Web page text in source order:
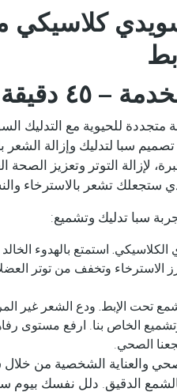
كلاسيكي
– ٦٨٠ درهما)
متجددة للحيوية مع التدليك
لإزالة التوتر وتعزيز
ستجعلك تشعر بالاسترخاء
سبا تدليك وتشميع:
الكلاسيكي. استمتع بالهدوء
الاسترخاء وتخفف من توتر
تحت الإبط. ودع الشعر غير
الخاص بنا. ارفع مستوى
الصحي.
والعناية الشخصية من خلال
الدقيق. دلل نفسك بيوم